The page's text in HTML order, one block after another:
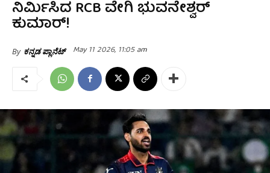
ನಿರ್ಮಿಸಿದ RCB ವೇಗಿ ಭುವನೇಶ್ವರ್
ಕುಮಾರ್!
By ಕನ್ನಡ ಪ್ಲಾನೆಟ್ May 11 2026, 11:05 am